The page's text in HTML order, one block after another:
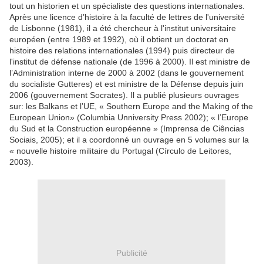
tout un historien et un spécialiste des questions internationales.
Après une licence d’histoire à la faculté de lettres de l'université
de Lisbonne (1981), il a été chercheur à l'institut universitaire
européen (entre 1989 et 1992), où il obtient un doctorat en
histoire des relations internationales (1994) puis directeur de
l'institut de défense nationale (de 1996 à 2000). Il est ministre de
l’Administration interne de 2000 à 2002 (dans le gouvernement
du socialiste Gutteres) et est ministre de la Défense depuis juin
2006 (gouvernement Socrates). Il a publié plusieurs ouvrages
sur: les Balkans et l’UE, « Southern Europe and the Making of the
European Union» (Columbia Unniversity Press 2002); « l’Europe
du Sud et la Construction européenne » (Imprensa de Ciências
Sociais, 2005); et il a coordonné un ouvrage en 5 volumes sur la
« nouvelle histoire militaire du Portugal (Círculo de Leitores,
2003).
Publicité